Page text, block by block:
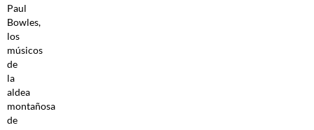
Paul
Bowles,
los
músicos
de
la
aldea
montañosa
de